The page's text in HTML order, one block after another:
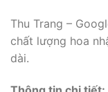
Thu Trang –
chất lượng hoa
dài.